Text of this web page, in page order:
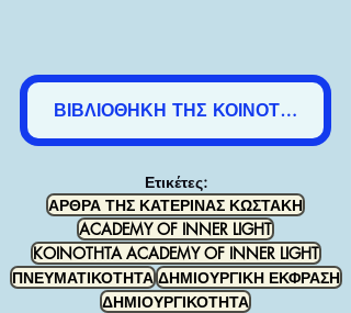
ΒΙΒΛΙΟΘΗΚΗ ΤΗΣ ΚΟΙΝΟΤΗΤΑΣ ACADEMY OF INNER LIGHT ΣΤΟ AMAZON
Ετικέτες:
ΑΡΘΡΑ ΤΗΣ ΚΑΤΕΡΙΝΑΣ ΚΩΣΤΑΚΗ
ACADEMY OF INNER LIGHT
KOINOTHTA ACADEMY OF INNER LIGHT
ΠΝΕΥΜΑΤΙΚΟΤΗΤΑ ΔΗΜΙΟΥΡΓΙΚΗ ΕΚΦΡΑΣΗ
ΔΗΜΙΟΥΡΓΙΚΟΤΗΤΑ